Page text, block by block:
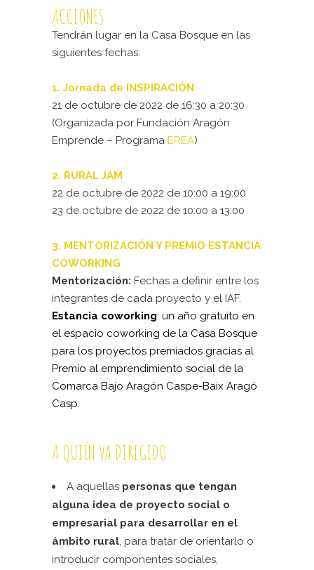
ACCIONES
Tendrán lugar en la Casa Bosque en las
siguientes fechas:
1. Jornada de INSPIRACIÓN
21 de octubre de 2022 de 16:30 a 20:30
(Organizada por Fundación Aragón
Emprende – Programa EREA)
2. RURAL JAM
22 de octubre de 2022 de 10:00 a 19:00
23 de octubre de 2022 de 10:00 a 13:00
3. MENTORIZACIÓN Y PREMIO ESTANCIA
COWORKING
Mentorización: Fechas a definir entre los
integrantes de cada proyecto y el IAF.
Estancia coworking: un año gratuito en
el espacio coworking de la Casa Bosque
para los proyectos premiados gracias al
Premio al emprendimiento social de la
Comarca Bajo Aragón Caspe-Baix Aragó
Casp.
A QUIÉN VA DIRIGIDO
A aquellas personas que tengan
alguna idea de proyecto social o
empresarial para desarrollar en el
ámbito rural, para tratar de orientarlo o
introducir componentes sociales,